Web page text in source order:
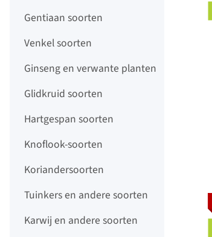
Gentiaan soorten
Venkel soorten
Ginseng en verwante planten
Glidkruid soorten
Hartgespan soorten
Knoflook-soorten
Koriandersoorten
Tuinkers en andere soorten
Karwij en andere soorten